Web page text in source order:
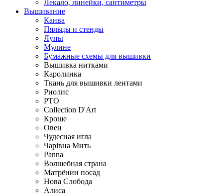
Лекало, линейки, сантиметры
Вышивание
Канва
Пяльцы и стенды
Лупы
Мулине
Бумажные схемы для вышивки
Вышивка нитками
Каролинка
Ткань для вышивки лентами
Риолис
РТО
Collection D'Art
Кроше
Овен
Чудесная игла
Чарiвна Мить
Panna
Волшебная страна
Матрёнин посад
Нова Слобода
Алиса